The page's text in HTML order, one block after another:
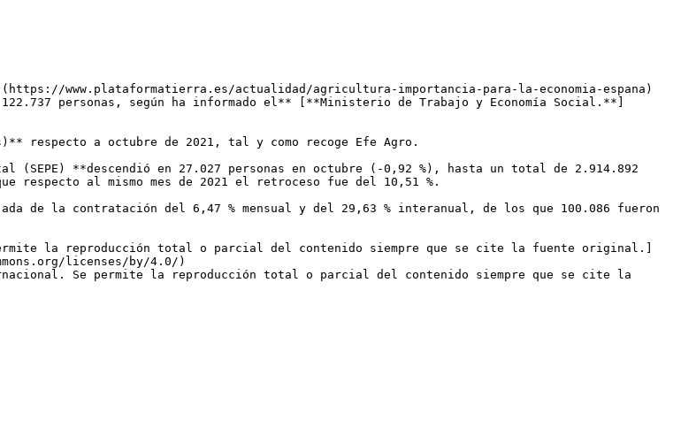
www.plataformatierra.es/actualidad/agricultura-importancia-para-la-economia-espana)
personas, según ha informado el** [**Ministerio de Trabajo y Economía Social.**]
respecto a octubre de 2021, tal y como recoge Efe Agro.
**descendió en 27.027 personas en octubre (-0,92 %), hasta un total de 2.914.892
respecto al mismo mes de 2021 el retroceso fue del 10,51 %.
de la contratación del 6,47 % mensual y del 29,63 % interanual, de los que 100.086 fueron
la reproducción total o parcial del contenido siempre que se cite la fuente original.]
licenses/by/4.0/)
Se permite la reproducción total o parcial del contenido siempre que se cite la